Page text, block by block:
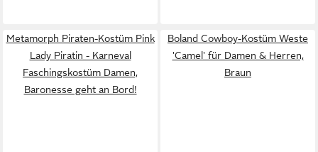
Metamorph Piraten-Kostüm Pink
Lady Piratin - Karneval
Faschingskostüm Damen,
Baronesse geht an Bord!
Boland Cowboy-Kostüm Weste
'Camel' für Damen & Herren,
Braun